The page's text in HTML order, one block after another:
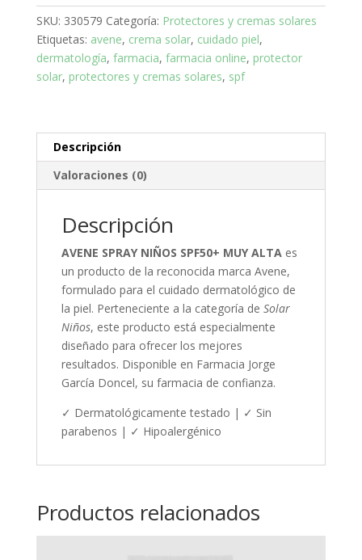
cantidad
SKU: 330579 Categoría: Protectores y cremas solares
Etiquetas: avene, crema solar, cuidado piel,
dermatología, farmacia, farmacia online, protector
solar, protectores y cremas solares, spf
Descripción
Valoraciones (0)
Descripción
AVENE SPRAY NIÑOS SPF50+ MUY ALTAes
un producto de la reconocida marca Avene,
formulado para el cuidado dermatológico de
la piel. Perteneciente a la categoría de Solar
Niños, este producto está especialmente
diseñado para ofrecer los mejores
resultados. Disponible en Farmacia Jorge
García Doncel, su farmacia de confianza.
✓ Dermatológicamente testado | ✓ Sin
parabenos | ✓ Hipoalergénico
Productos relacionados